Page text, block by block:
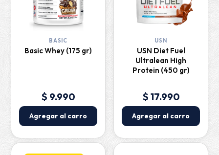
BASIC
Basic Whey (175 gr)
$ 9.990
Agregar al carro
USN
USN Diet Fuel
Ultralean High
Protein (450 gr)
$ 17.990
Agregar al carro